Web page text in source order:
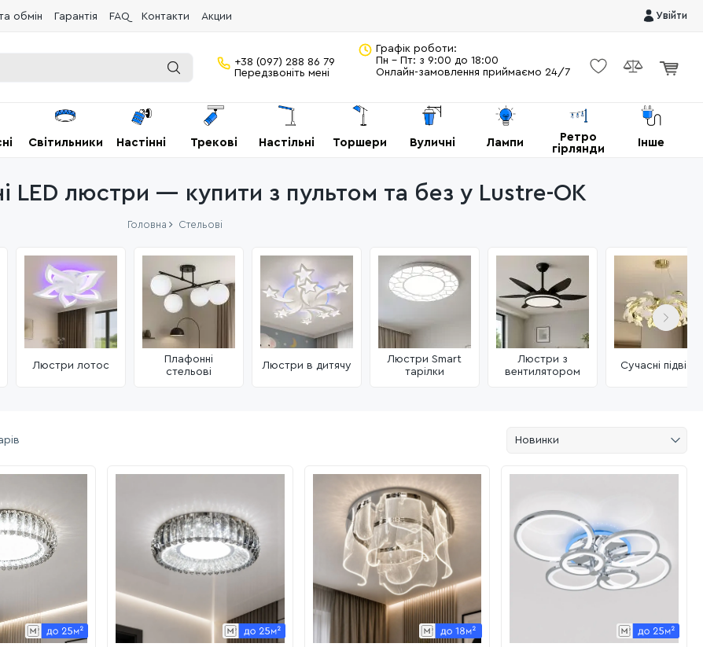
обмін Гарантія FAQ Контакти Акции Увійти
+38 (097) 288 86 79
Передзвоніть мені
Графік роботи:
Пн - Пт: з 9:00 до 18:00
Онлайн-замовлення приймаємо 24/7
Світильники Настінні Трекові Настільні Торшери Вуличні Лампи
Ретро
гірлянди
Інше
LED люстри — купити з пультом та без у Lustre-OK
Головна Стельові
Люстри лотос
Плафонні
стельові
Люстри в дитячу
Люстри Smart
тарілки
Люстри з
вентилятором
Сучасні підвісні
Новинки